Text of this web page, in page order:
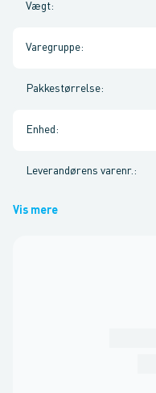
Vægt:
Varegruppe:
Pakkestørrelse:
Enhed :
Leverandørens varenr. :
Vis mere